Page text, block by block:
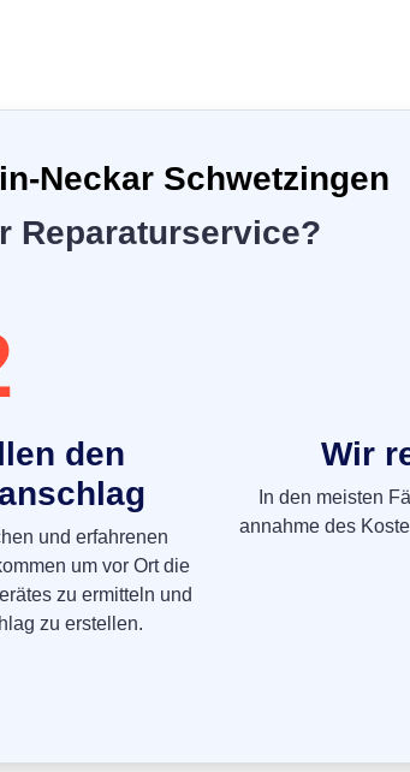
Neckar Schwetzingen
Reparaturservice?
den
und erfahrenen
um vor Ort die
zu ermitteln und
zu erstellen.
Wir
In den meisten
annahme des